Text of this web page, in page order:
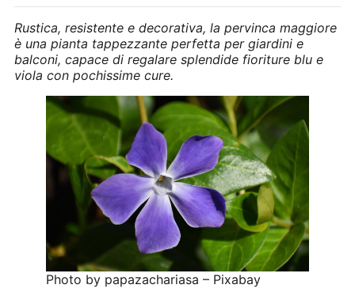
Rustica, resistente e decorativa, la pervinca maggiore
è una pianta tappezzante perfetta per giardini e
balconi, capace di regalare splendide fioriture blu e
viola con pochissime cure.
Photo by papazachariasa – Pixabay